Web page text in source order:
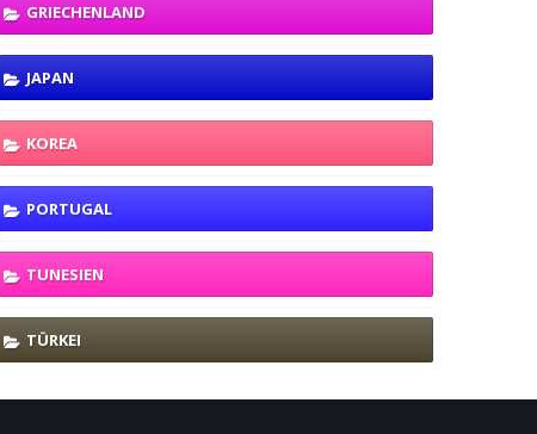
GRIECHENLAND
JAPAN
KOREA
PORTUGAL
TUNESIEN
TÜRKEI